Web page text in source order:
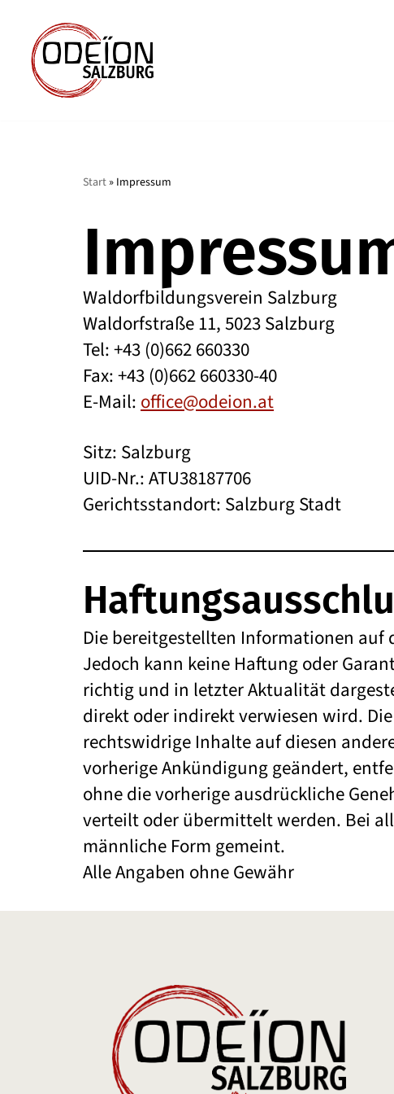
Zum
Inhalt
springen
Start » Impressum
Waldorfbildungsverein Salzburg
Waldorfstraße 11, 5023 Salzburg
Tel: +43 (0)662 660330
Fax: +43 (0)662 660330-40
E-Mail: office@odeion.at
Sitz: Salzburg
UID-Nr.: ATU38187706
Gerichtsstandort: Salzburg Stadt
Die bereitgestellten Informationen
Jedoch kann keine Haftung oder
richtig und in letzter Aktualität
direkt oder indirekt verwiesen wird.
rechtswidrige Inhalte auf diesen
vorherige Ankündigung geändert,
ohne die vorherige ausdrückliche
verteilt oder übermittelt werden. Bei
männliche Form gemeint.
Alle Angaben ohne Gewähr